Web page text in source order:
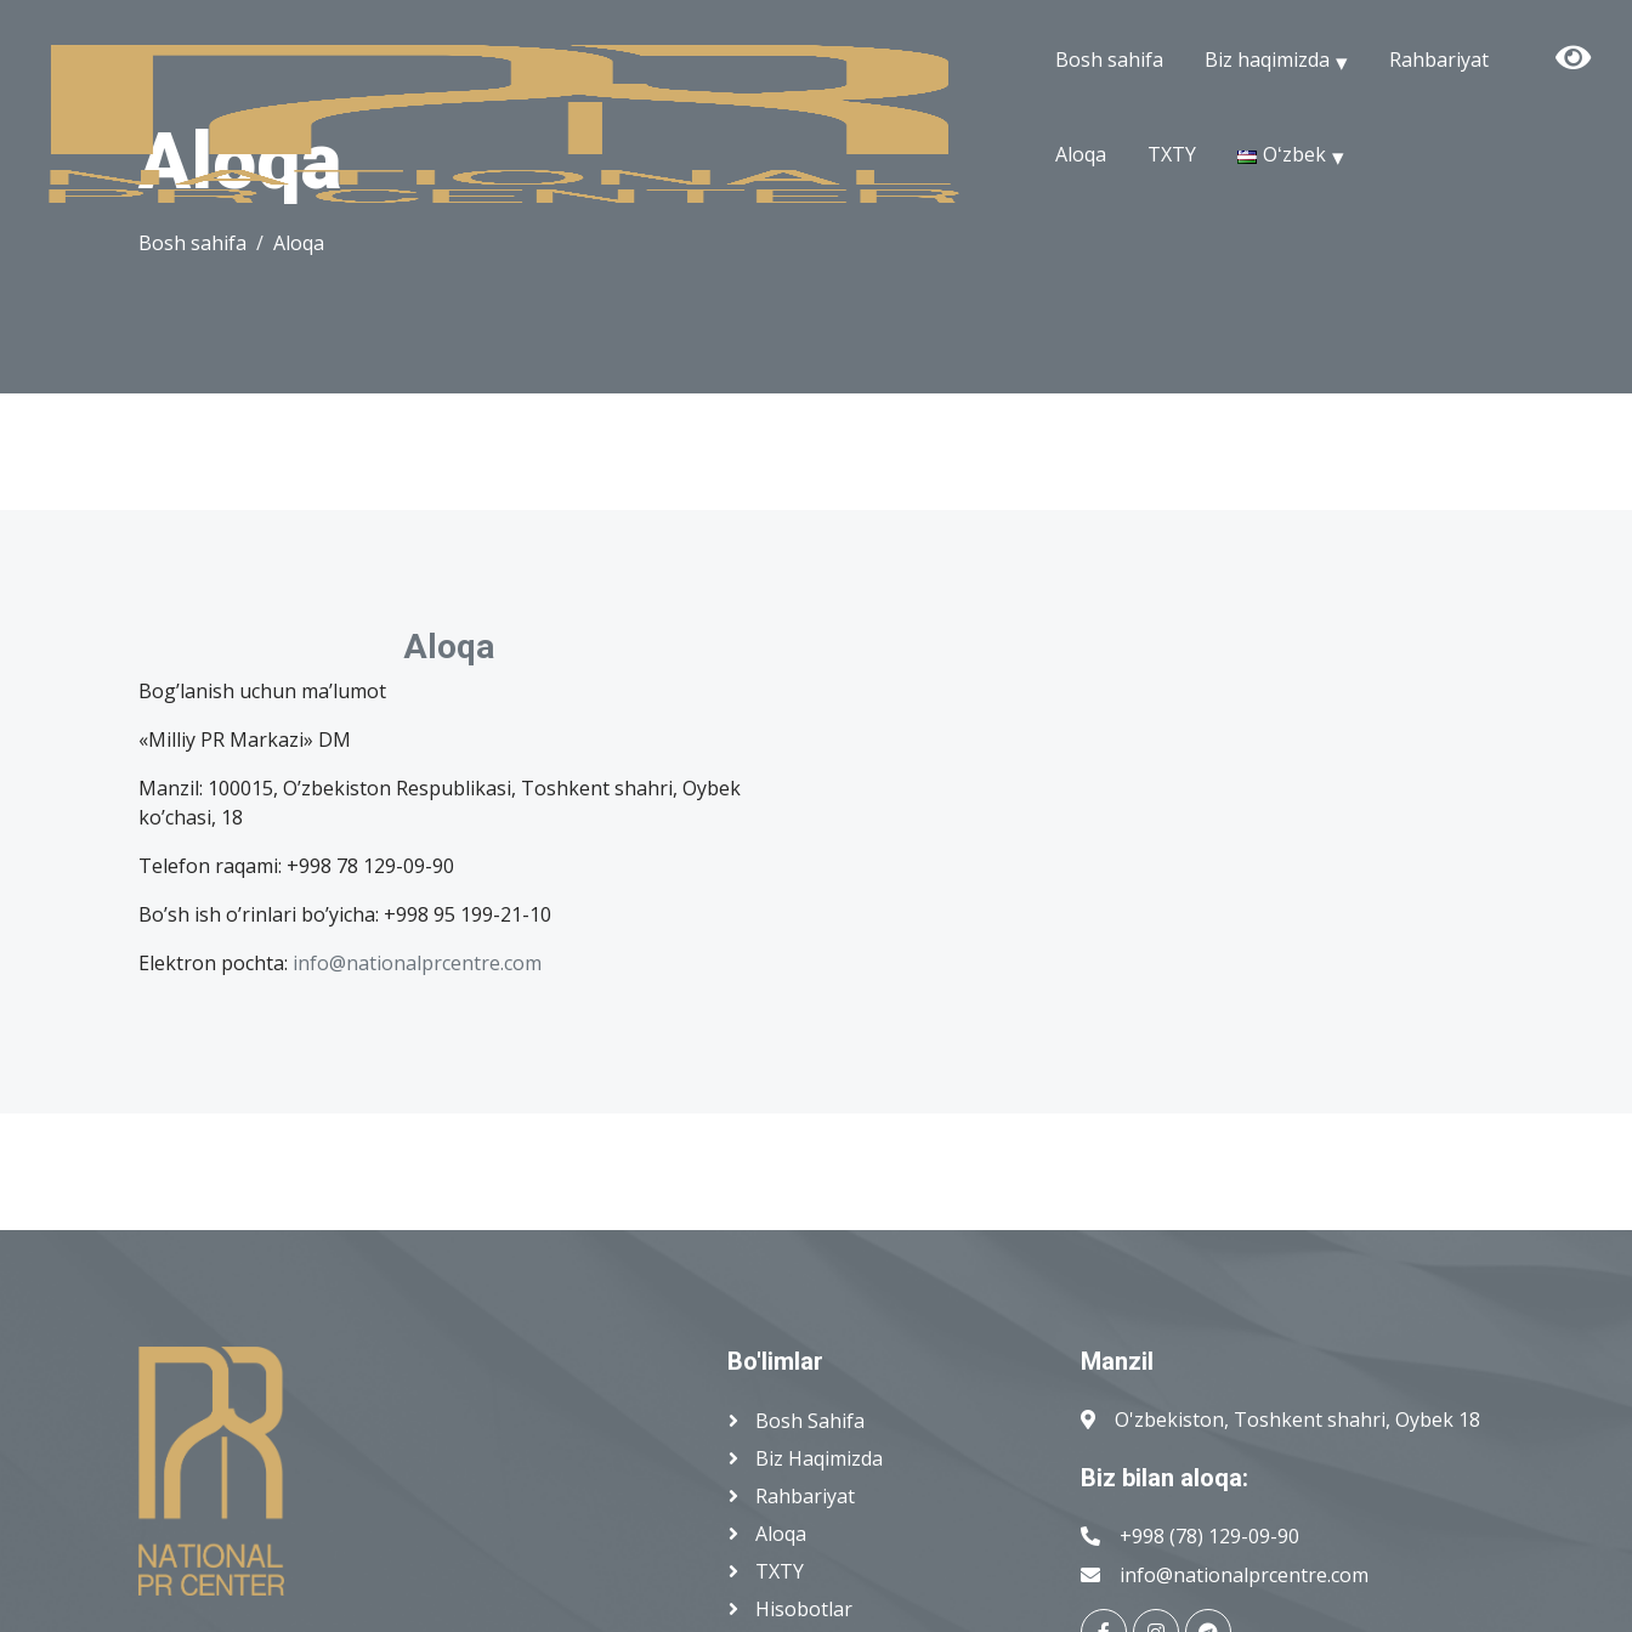
Bosh sahifa Biz haqimizda Rahbariyat
Aloqa TXTY Oʻzbek
Aloqa
Bosh sahifa Aloqa
Aloqa
Bog’lanish uchun ma’lumot
«Milliy PR Markazi» DM
Manzil: 100015, O’zbekiston Respublikasi, Toshkent shahri, Oybek
ko’chasi, 18
Telefon raqami: +998 78 129-09-90
Bo’sh ish o’rinlari bo’yicha: +998 95 199-21-10
Elektron pochta: info@nationalprcentre.com
Bo'limlar
Bosh Sahifa
Biz Haqimizda
Rahbariyat
Aloqa
TXTY
Hisobotlar
Manzil
O'zbekiston, Toshkent shahri, Oybek 18
Biz bilan aloqa:
+998 (78) 129-09-90
info@nationalprcentre.com